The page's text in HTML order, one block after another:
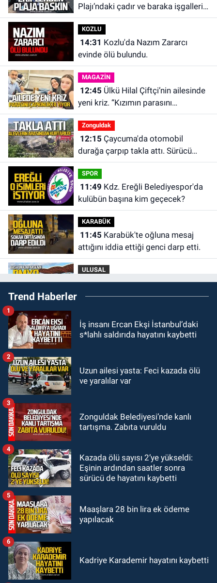
Plajı’ndaki çadır ve baraka işgalleri
kaldırıldı.
KOZLU
14:31
evinde ölü bulundu.
MAGAZİN
12:45
yeni kriz. “Kızımın parasını
çapkınlıkta yiyor”
Zonguldak
12:15
durağa çarpıp takla attı. Sürücü
alevlerin arasından kurtarıldı.
SPOR
11:49
kulübün başına kim geçecek?
KARABÜK
11:45
attığını iddia ettiği genci darp etti.
ULUSAL
10:14Polis Akademisi Başkanlığı
3 bin 250 polis öğrencisi alacak.
00:22Emirhan Erdem YENİ Parti İl
yönetiminden neden yok?
GÜNDEM
22:47 Günün notu!
22:01Gülden Tanyeri hayatını
kaybetti
Trend Haberler
İş insanı Ercan Ekşi İstanbul’daki
s*lahlı saldırıda hayatını kaybetti
1
Uzun ailesi yasta: Feci kazada ölü
ve yaralılar var
2
Zonguldak Belediyesi’nde kanlı
tartışma. Zabıta vuruldu
3
Kazada ölü sayısı 2’ye yükseldi:
Eşinin ardından saatler sonra
sürücü de hayatını kaybetti
4
Maaşlara 28 bin lira ek ödeme
yapılacak
5
Kadriye Karademir hayatını kaybetti
6